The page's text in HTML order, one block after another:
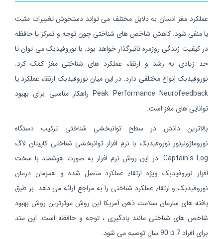
عملکرد مغز انسان به دلایل مختلف می تواند دستخوش تغییرات مثبت
یا منفی شود. کاهش شاخص های شناختی چون توجه و تمرکز یا حافظه
در کیفیت زندگی روزمره تاثیرگذار خواهد بود. با نوروفیدبک می توان تا
حد زیادی به رشد و ارتقاء عملکرد های شناختی مغز کمک کرد.
نوروفیدبک انواع مختلفی دارد. در این میان نوروفیدبک ارتقاء عملکرد یا
Peak Performance Neurofeedback راهکار مناسبی برای بهبود
توانایی های مغز است.
بالاترین دانش در سطح توانبخشی شناختی ترکیب دستگاه
نوروماژولیتور نوروفیدبک با نرم افزار توانبخشی شناختی کاپیتان لاگ
Captain's Log. در این روش نرم افزار به صورت هوشمند با سخت
افزار نوروفیدبک ویژه ارتقاء عملکرد متصل شده و همزمان درمان
نوروفیدبک و ارتقاء عملکرد شناختی را به مراجع ارائه می دهد. بر طبق
یافته های سازمان سلامت ذهن آمریکا این روش موثرترین روش بهبود
شاخص های شناختی مانند یادگیری ، توجه و حافظه است. این متد
برای افراد 7 تا 90 سال توصیه می شود.